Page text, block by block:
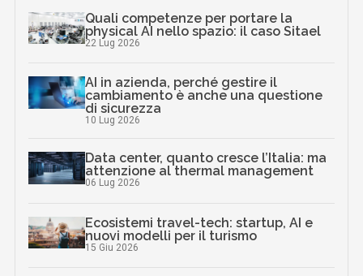
Quali competenze per portare la
physical AI nello spazio: il caso Sitael
22 Lug 2026
AI in azienda, perché gestire il
cambiamento è anche una questione
di sicurezza
10 Lug 2026
Data center, quanto cresce l’Italia: ma
attenzione al thermal management
06 Lug 2026
Ecosistemi travel-tech: startup, AI e
nuovi modelli per il turismo
15 Giu 2026